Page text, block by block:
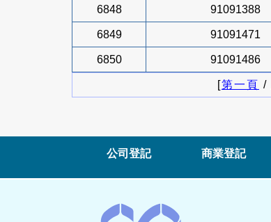
6848 91091388
6849 91091471
6850 91091486
[第一頁 /
公司登記 商業登記